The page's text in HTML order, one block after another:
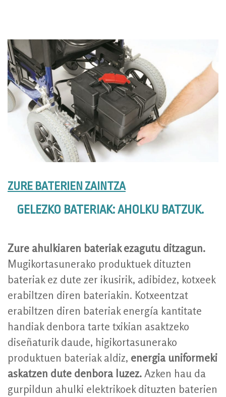
ZURE BATERIEN ZAINTZA
GELEZKO BATERIAK: AHOLKU BATZUK.
Zure ahulkiaren bateriak ezagutu ditzagun.
Mugikortasunerako produktuek dituzten
bateriak ez dute zer ikusirik, adibidez, kotxeek
erabiltzen diren bateriakin. Kotxeentzat
erabiltzen diren bateriak energía kantitate
handiak denbora tarte txikian asaktzeko
diseñaturik daude, higikortasunerako
produktuen bateriak aldiz, energia uniformeki
askatzen dute denbora luzez. Azken hau da
gurpildun ahulki elektrikoek dituzten baterien